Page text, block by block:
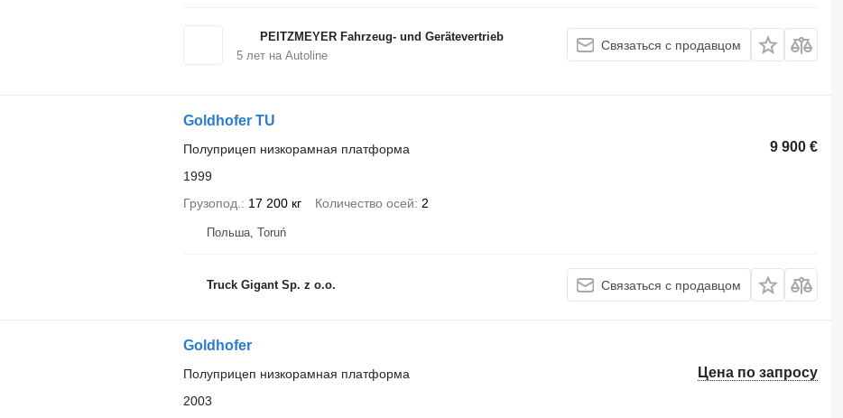
PEITZMEYER Fahrzeug- und Gerätevertrieb
5лет на Autoline
Связаться с продавцом
Goldhofer TU
9 900 €
Полуприцеп низкорамная платформа
1999
Грузопод.
17 200 кг Количество осей 2
Польша, Toruń
Truck Gigant Sp. z o.o. Связаться с продавцом
Goldhofer
Цена по запросу
Полуприцеп низкорамная платформа
2003